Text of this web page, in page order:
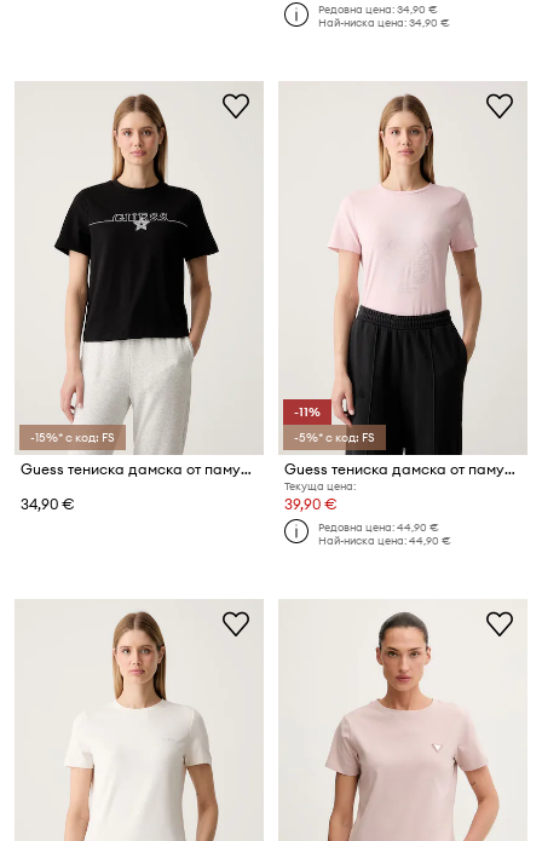
Редовна цена:34,90 €
Най-ниска цена:34,90 €
-15%* с код: FS
Guess тениска дамска от памук AGENA
34,90 €
-11%
-5%* с код: FS
Guess тениска дамска от памук с еластан ROMY
Текуща цена:
39,90 €
Редовна цена:44,90 €
Най-ниска цена:44,90 €